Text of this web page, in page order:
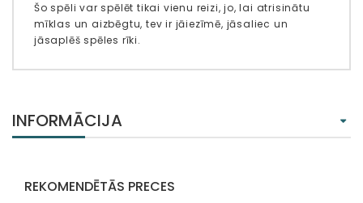
Šo spēli var spēlēt tikai vienu reizi, jo, lai atrisinātu
mīklas un aizbēgtu, tev ir jāiezīmē, jāsaliec un
jāsaplēš spēles rīki.
INFORMĀCIJA
REKOMENDĒTĀS PRECES